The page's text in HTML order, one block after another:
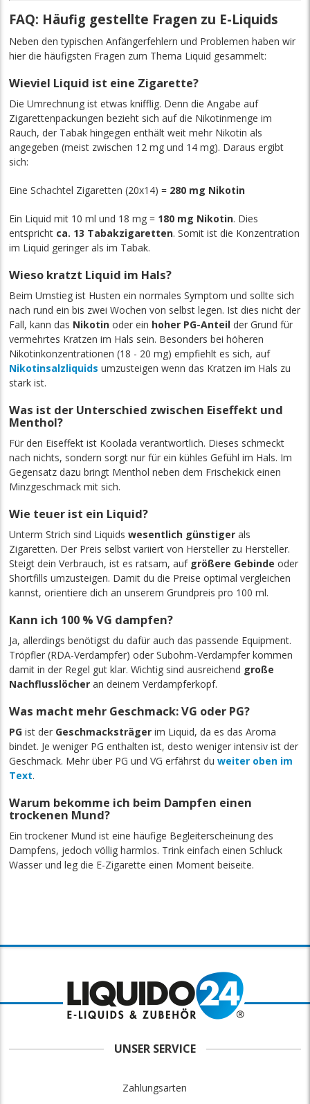
FAQ: Häufig gestellte Fragen zu E-Liquids
Neben den typischen Anfängerfehlern und Problemen haben wir
hier die häufigsten Fragen zum Thema Liquid gesammelt:
Wieviel Liquid ist eine Zigarette?
Die Umrechnung ist etwas knifflig. Denn die Angabe auf
Zigarettenpackungen bezieht sich auf die Nikotinmenge im
Rauch, der Tabak hingegen enthält weit mehr Nikotin als
angegeben (meist zwischen 12 mg und 14 mg). Daraus ergibt
sich:
Eine Schachtel Zigaretten (20x14) = 280 mg Nikotin
Ein Liquid mit 10 ml und 18 mg = 180 mg Nikotin. Dies
entspricht ca. 13 Tabakzigaretten. Somit ist die Konzentration
im Liquid geringer als im Tabak.
Wieso kratzt Liquid im Hals?
Beim Umstieg ist Husten ein normales Symptom und sollte sich
nach rund ein bis zwei Wochen von selbst legen. Ist dies nicht der
Fall, kann das Nikotin oder ein hoher PG-Anteil der Grund für
vermehrtes Kratzen im Hals sein. Besonders bei höheren
Nikotinkonzentrationen (18 - 20 mg) empfiehlt es sich, auf
Nikotinsalzliquids umzusteigen wenn das Kratzen im Hals zu
stark ist.
Was ist der Unterschied zwischen Eiseffekt und
Menthol?
Für den Eiseffekt ist Koolada verantwortlich. Dieses schmeckt
nach nichts, sondern sorgt nur für ein kühles Gefühl im Hals. Im
Gegensatz dazu bringt Menthol neben dem Frischekick einen
Minzgeschmack mit sich.
Wie teuer ist ein Liquid?
Unterm Strich sind Liquidswesentlich günstiger als
Zigaretten. Der Preis selbst variiert von Hersteller zu Hersteller.
Steigt dein Verbrauch, ist es ratsam, auf größere Gebinde oder
Shortfills umzusteigen. Damit du die Preise optimal vergleichen
kannst, orientiere dich an unserem Grundpreis pro 100 ml.
Kann ich 100 % VG dampfen?
Ja, allerdings benötigst du dafür auch das passende Equipment.
Tröpfler (RDA-Verdampfer) oder Subohm-Verdampfer kommen
damit in der Regel gut klar. Wichtig sind ausreichend große
Nachflusslöcher an deinem Verdampferkopf.
Was macht mehr Geschmack: VG oder PG?
PG ist der Geschmacksträger im Liquid, da es das Aroma
bindet. Je weniger PG enthalten ist, desto weniger intensiv ist der
Geschmack. Mehr über PG und VG erfährst duweiter oben im
Text.
Warum bekomme ich beim Dampfen einen
trockenen Mund?
Ein trockener Mund ist eine häufige Begleiterscheinung des
Dampfens, jedoch völlig harmlos. Trink einfach einen Schluck
Wasser und leg die E-Zigarette einen Moment beiseite.
UNSER SERVICE
Zahlungsarten